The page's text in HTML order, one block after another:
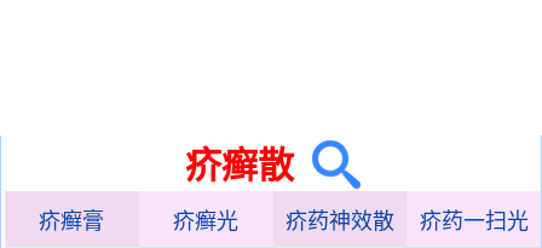
疥癣散
疥癣膏 疥癣光 疥药神效散 疥药一扫光